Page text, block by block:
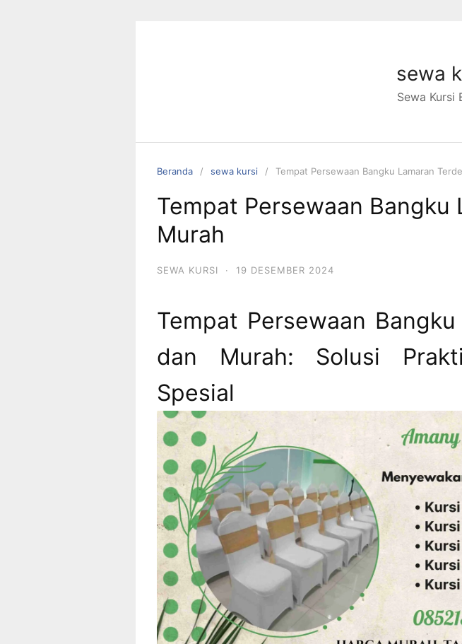
sewa
Sewa Kursi
Beranda sewa kursi Tempat Persewaan Bangku Lamaran
Tempat Persewaan Bangku
Murah
SEWA KURSI · 19 DESEMBER 2024
Tempat Persewaan
dan Murah: Solusi
Spesial